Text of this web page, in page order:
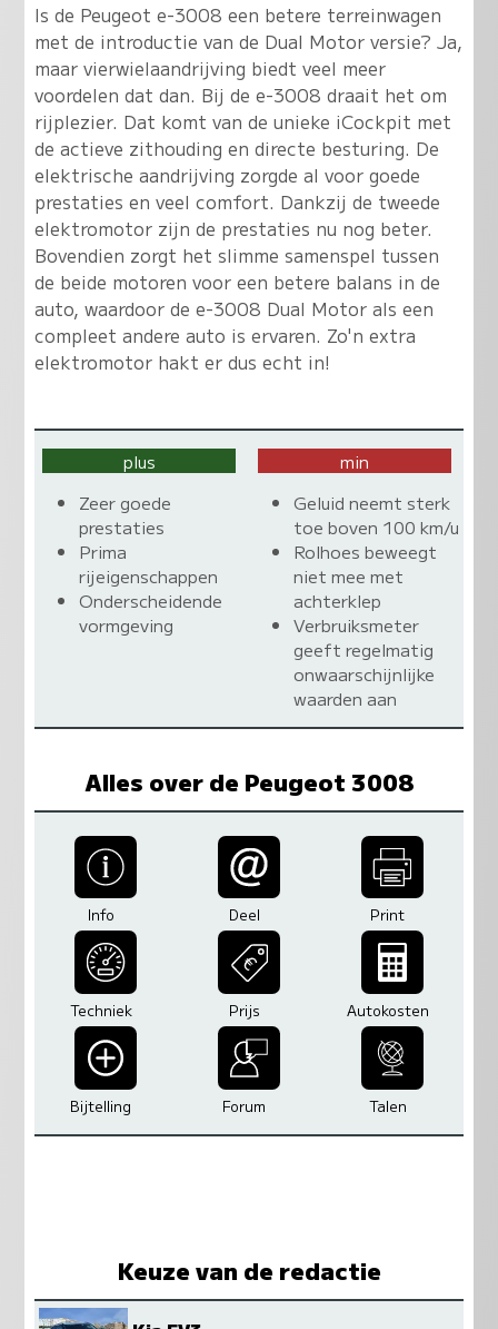
Is de Peugeot e-3008 een betere terreinwagen
met de introductie van de Dual Motor versie? Ja,
maar vierwielaandrijving biedt veel meer
voordelen dat dan. Bij de e-3008 draait het om
rijplezier. Dat komt van de unieke iCockpit met
de actieve zithouding en directe besturing. De
elektrische aandrijving zorgde al voor goede
prestaties en veel comfort. Dankzij de tweede
elektromotor zijn de prestaties nu nog beter.
Bovendien zorgt het slimme samenspel tussen
de beide motoren voor een betere balans in de
auto, waardoor de e-3008 Dual Motor als een
compleet andere auto is ervaren. Zo'n extra
elektromotor hakt er dus echt in!
plus
Zeer goede
prestaties
Prima
rijeigenschappen
Onderscheidende
vormgeving
min
Geluid neemt sterk
toe boven 100 km/u
Rolhoes beweegt
niet mee met
achterklep
Verbruiksmeter
geeft regelmatig
onwaarschijnlijke
waarden aan
Alles over de Peugeot 3008
Info Deel Print
Techniek Prijs Autokosten
Bijtelling Forum Talen
Keuze van de redactie